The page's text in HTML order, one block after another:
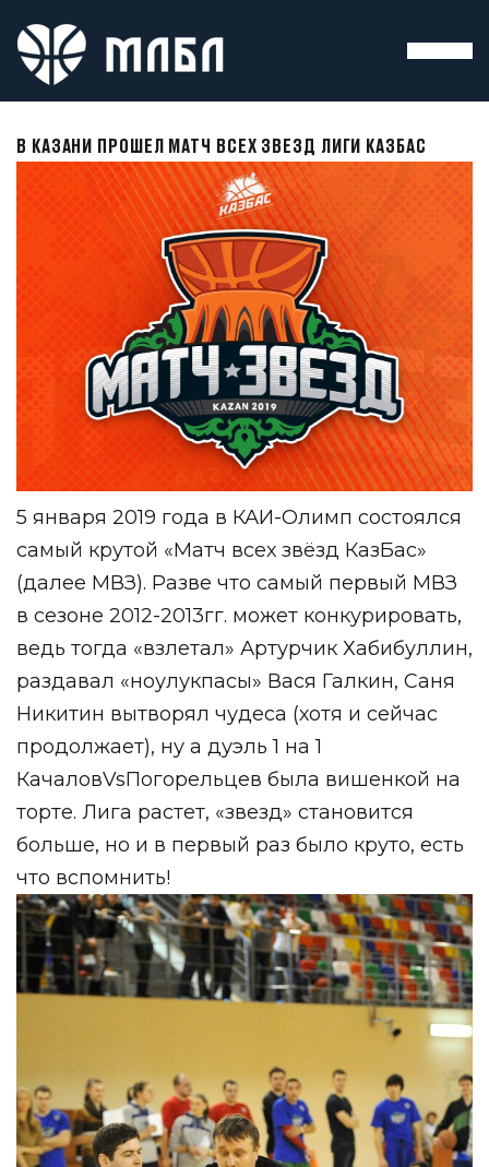
В КАЗАНИ ПРОШЕЛ МАТЧ ВСЕХ ЗВЕЗД ЛИГИ КАЗБАС
5 января 2019 года в КАИ-Олимп состоялся
самый крутой «Матч всех звёзд КазБас»
(далее МВЗ). Разве что самый первый МВЗ
в сезоне 2012-2013гг. может конкурировать,
ведь тогда «взлетал» Артурчик Хабибуллин,
раздавал «ноулукпасы» Вася Галкин, Саня
Никитин вытворял чудеса (хотя и сейчас
продолжает), ну а дуэль 1 на 1
КачаловVsПогорельцев была вишенкой на
торте. Лига растет, «звезд» становится
больше, но и в первый раз было круто, есть
что вспомнить!